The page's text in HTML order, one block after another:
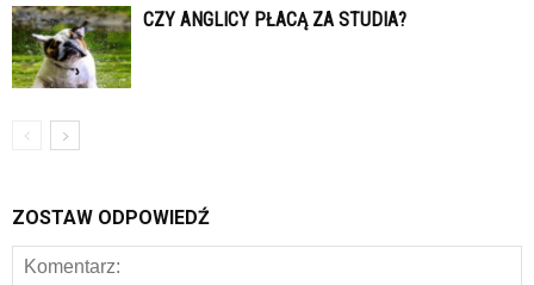
CZY ANGLICY PŁACĄ ZA STUDIA?
ZOSTAW ODPOWIEDŹ